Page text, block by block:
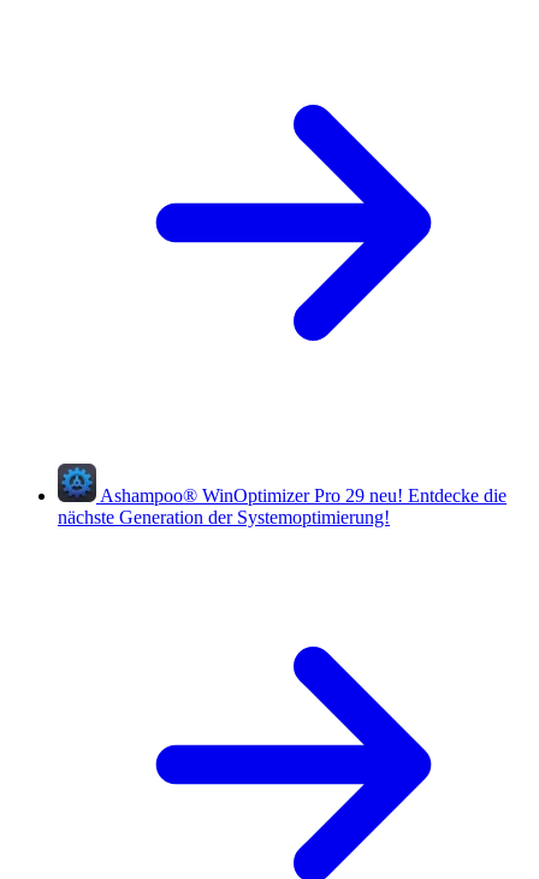
Ashampoo® WinOptimizer Pro 29 neu! Entdecke die
nächste Generation der Systemoptimierung!